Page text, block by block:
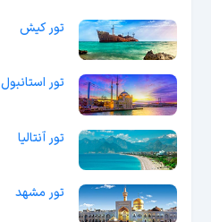
تور کیش
تور استانبول
تور آنتالیا
تور مشهد